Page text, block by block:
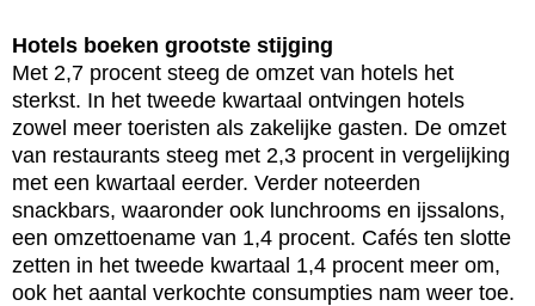
Hotels boeken grootste stijging
Met 2,7 procent steeg de omzet van hotels het
sterkst. In het tweede kwartaal ontvingen hotels
zowel meer toeristen als zakelijke gasten. De omzet
van restaurants steeg met 2,3 procent in vergelijking
met een kwartaal eerder. Verder noteerden
snackbars, waaronder ook lunchrooms en ijssalons,
een omzettoename van 1,4 procent. Cafés ten slotte
zetten in het tweede kwartaal 1,4 procent meer om,
ook het aantal verkochte consumpties nam weer toe.